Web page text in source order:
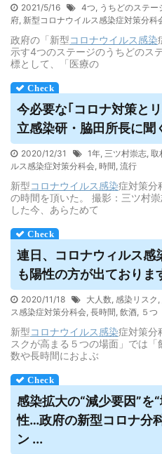
2021/5/16 4つ, うちどのステー
府, 新型コロナウイルス感染症対策分科
政府の「新型コロナウイルス感染
示す4つのステージのうちどのス
標として、「医療の
今必要な｢コロナ対策と
立感染研・脇田所長に聞
2020/12/31 1年, 三ツ村崇志, 取
ルス感染症対策分科会, 時間, 流行
新型コロナウイルス感染症対策分
の時間を頂いた。 撮影：三ツ村
した今、あらためて
連日、コロナウィルス感
も陽性の方が出ておりま
2020/11/18 大人数, 感染リスク ,
ス感染症対策分科会, 長時間, 飲酒, ５つ
新型コロナウイルス感染症対策分
スクが高まる５つの場面」では
数や長時間におよぶ
感染拡大の“減少要因”を
性…政府の新型コロナ分
ン ...